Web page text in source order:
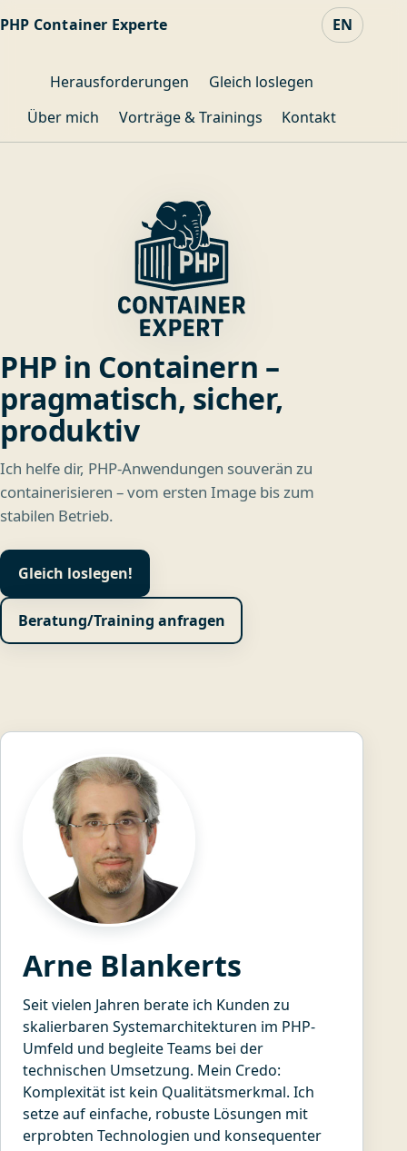
PHP Container Experte
Herausforderungen
Gleich loslegen
Über mich
Vorträge & Trainings Kontakt
EN
PHP in Containern –
pragmatisch, sicher,
produktiv
Ich helfe dir, PHP‑Anwendungen souverän zu
containerisieren – vom ersten Image bis zum
stabilen Betrieb.
Gleich loslegen!
Beratung/Training anfragen
Arne Blankerts
Seit vielen Jahren berate ich Kunden zu
skalierbaren Systemarchitekturen im PHP-
Umfeld und begleite Teams bei der
technischen Umsetzung. Mein Credo:
Komplexität ist kein Qualitätsmerkmal. Ich
setze auf einfache, robuste Lösungen mit
erprobten Technologien und konsequenter